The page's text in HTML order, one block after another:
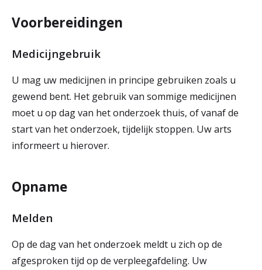
Voorbereidingen
Medicijngebruik
U mag uw medicijnen in principe gebruiken zoals u
gewend bent. Het gebruik van sommige medicijnen
moet u op dag van het onderzoek thuis, of vanaf de
start van het onderzoek, tijdelijk stoppen. Uw arts
informeert u hierover.
Opname
Melden
Op de dag van het onderzoek meldt u zich op de
afgesproken tijd op de verpleegafdeling. Uw